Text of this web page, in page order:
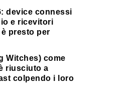
device connessi
e ricevitori
presto per
Witches) come
riusciuto a
colpendo i loro